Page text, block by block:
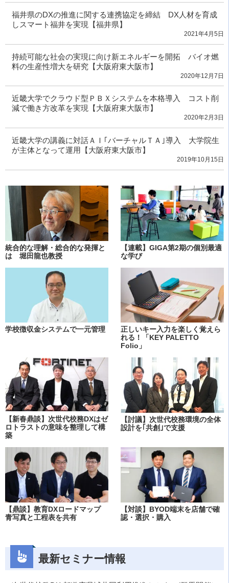
福井県のDXの推進に関する連携協定を締結 DX人材を育成
しスマート福井を実現【福井県】
2021年4月5日
持続可能な社会の実現に向け新エネルギーを開拓 バイオ燃
料の生産性増大を研究【大阪府東大阪市】
2020年12月7日
近畿大学でクラウド型ＰＢＸシステムを本格導入 コスト削
減で働き方改革を実現【大阪府東大阪市】
2020年2月3日
近畿大学の講義に対話ＡＩ｢バーチャルＴＡ｣導入 大学院生
が主体となって運用【大阪府東大阪市】
2019年10月15日
統合的な理解・総合的な発揮と
は 堀田龍也教授
【連載】GIGA第2期の個別最適
な学び
学校徴収金システムで一元管理
正しいキー入力を楽しく覚えら
れる！「KEY PALETTO
Folio」
【新春鼎談】次世代校務DXはゼ
ロトラストの意味を整理して構
築
【討議】次世代校務環境の全体
設計を｢共創｣で支援
【鼎談】教育DXロードマップ
青写真と工程表を共有
【対談】BYOD端末を店舗で確
認・選択・購入
最新セミナー情報